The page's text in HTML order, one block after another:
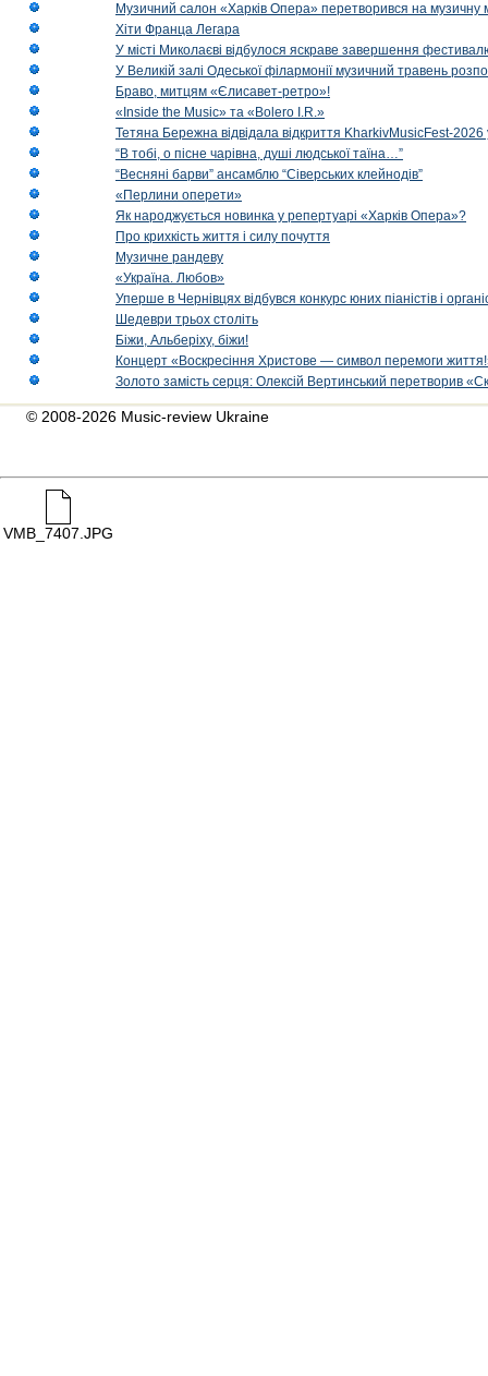
Музичний салон «Харків Опера» перетворився на музичну
Хіти Франца Легара
У місті Миколаєві відбулося яскраве завершення
У Великій залі Одеської філармонії музичний травень
Браво, митцям «Єлисавет-ретро»!
«Inside the Music» та «Bolero I.R.»
Тетяна Бережна відвідала відкриття KharkivMusicFest-2026
“В тобі, о пісне чарівна, душі людської таїна…”
“Весняні барви” ансамблю “Сіверських клейнодів”
«Перлини оперети»
Як народжується новинка у репертуарі «Харків Опера»?
Про крихкість життя і силу почуття
Музичне рандеву
«Україна. Любов»
Уперше в Чернівцях відбувся конкурс юних піаністів і
Шедеври трьох століть
Біжи, Альберіху, біжи!
Концерт «Воскресіння Христове — символ перемоги
Золото замість серця: Олексій Вертинський перетворив
© 2008-2026 Music-review Ukraine
VMB_7407.JPG